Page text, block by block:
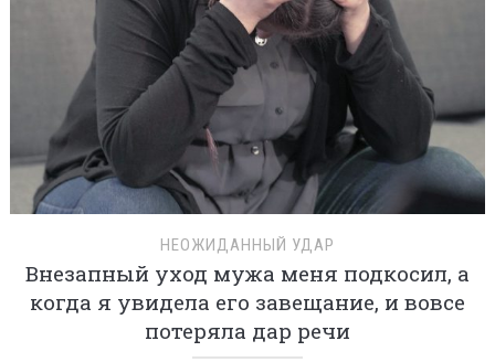
НЕОЖИДАННЫЙ УДАР
Внезапный уход мужа меня подкосил, а
когда я увидела его завещание, и вовсе
потеряла дар речи